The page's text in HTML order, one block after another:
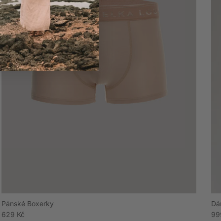
Pánské Boxerky
Běžná cena
629 Kč